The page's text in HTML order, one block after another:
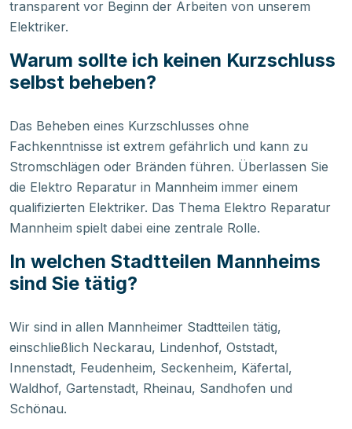
transparent vor Beginn der Arbeiten von unserem
Elektriker.
Warum sollte ich keinen Kurzschluss
selbst beheben?
Das Beheben eines Kurzschlusses ohne
Fachkenntnisse ist extrem gefährlich und kann zu
Stromschlägen oder Bränden führen. Überlassen Sie
die Elektro Reparatur in Mannheim immer einem
qualifizierten Elektriker. Das Thema Elektro Reparatur
Mannheim spielt dabei eine zentrale Rolle.
In welchen Stadtteilen Mannheims
sind Sie tätig?
Wir sind in allen Mannheimer Stadtteilen tätig,
einschließlich Neckarau, Lindenhof, Oststadt,
Innenstadt, Feudenheim, Seckenheim, Käfertal,
Waldhof, Gartenstadt, Rheinau, Sandhofen und
Schönau.